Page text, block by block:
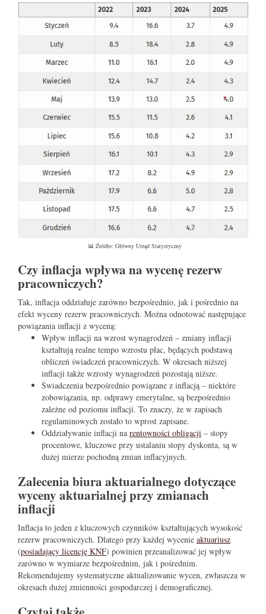
📊 Źródło: Główny Urząd Statystyczny
Czy inflacja wpływa na wycenę rezerw
pracowniczych?
Tak, inflacja oddziałuje zarówno bezpośrednio, jak i pośrednio na
efekt wyceny rezerw pracowniczych. Można odnotować następujące
powiązania inflacji z wyceną:
Wpływ inflacji na wzrost wynagrodzeń – zmiany inflacji
kształtują realne tempo wzrostu płac, będących podstawą
obliczeń świadczeń pracowniczych. W okresach niższej
inflacji także wzrosty wynagrodzeń pozostają niższe.
Świadczenia bezpośrednio powiązane z inflacją – niektóre
zobowiązania, np. odprawy emerytalne, są bezpośrednio
zależne od poziomu inflacji. To znaczy, że w zapisach
regulaminowych zostało to wprost zapisane.
Oddziaływanie inflacji na rentowności obligacji – stopy
procentowe, kluczowe przy ustalaniu stopy dyskonta, są w
dużej mierze pochodną zmian inflacyjnych.
Zalecenia biura aktuarialnego dotyczące
wyceny aktuarialnej przy zmianach
inflacji
Inflacja to jeden z kluczowych czynników kształtujących wysokość
rezerw pracowniczych. Dlatego przy każdej wycenie aktuariusz
(posiadający licencję KNF) powinien przeanalizować jej wpływ
zarówno w wymiarze bezpośrednim, jak i pośrednim.
Rekomendujemy systematyczne aktualizowanie wycen, zwłaszcza w
okresach dużej zmienności gospodarczej i demograficznej.